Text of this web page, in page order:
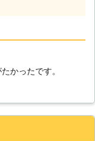
」が高速で
ッフを至る所に配置
客様からお電話いた
なので、早く車を
方にこそご利用いた
かったです。